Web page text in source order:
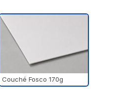
Couché Fosco 170g